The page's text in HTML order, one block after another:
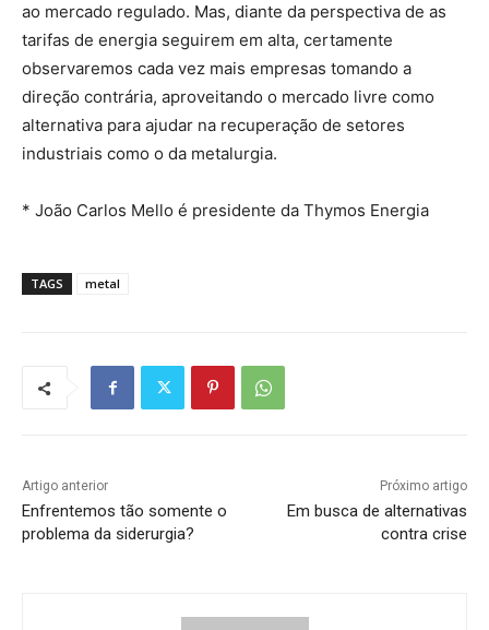
ao mercado regulado. Mas, diante da perspectiva de as
tarifas de energia seguirem em alta, certamente
observaremos cada vez mais empresas tomando a
direção contrária, aproveitando o mercado livre como
alternativa para ajudar na recuperação de setores
industriais como o da metalurgia.
* João Carlos Mello é presidente da Thymos Energia
TAGS metal
Artigo anterior
Enfrentemos tão somente o
problema da siderurgia?
Próximo artigo
Em busca de alternativas
contra crise